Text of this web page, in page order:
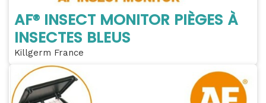
AF® INSECT MONITOR PIÈGES À
INSECTES BLEUS
Killgerm France